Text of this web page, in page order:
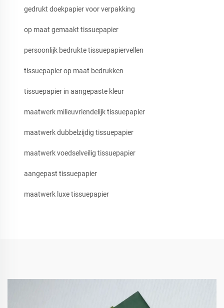
gedrukt doekpapier voor verpakking
op maat gemaakt tissuepapier
persoonlijk bedrukte tissuepapiervellen
tissuepapier op maat bedrukken
tissuepapier in aangepaste kleur
maatwerk milieuvriendelijk tissuepapier
maatwerk dubbelzijdig tissuepapier
maatwerk voedselveilig tissuepapier
aangepast tissuepapier
maatwerk luxe tissuepapier